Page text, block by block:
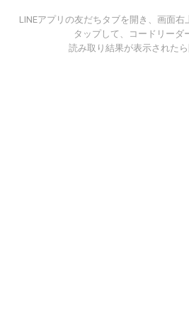
LINEアプリの友だちタブを開き、画面
タップして、コードリーダ
読み取り結果が表示された